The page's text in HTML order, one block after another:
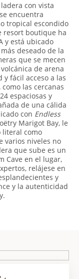
con vista
encuentra
tropical escondido
resort boutique ha
y está ubicado
deseado de la
que se mecen
de arena
fácil acceso a las
las cercanas
espaciosas y
de una cálida
con Endless
Marigot Bay, le
literal como
varios niveles no
que sube es un
Cave en el lugar,
relájese en
y
y la autenticidad